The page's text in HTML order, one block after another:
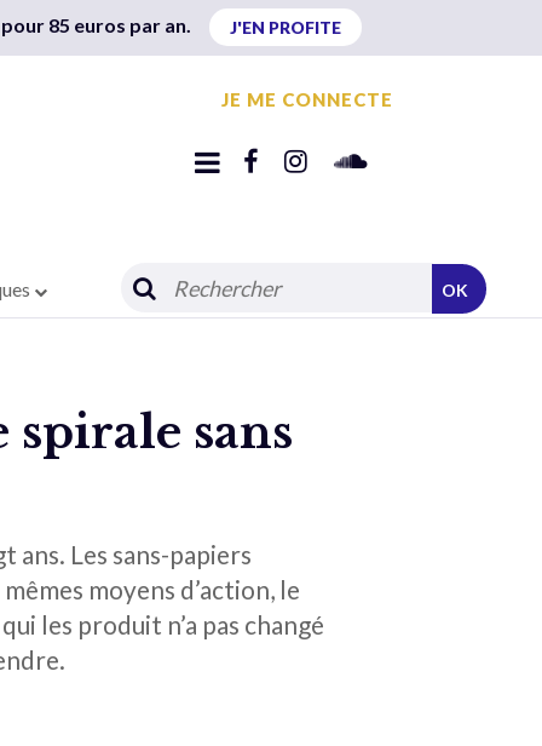
85 euros par an. J'EN PROFITE
JE ME CONNECTE
OK
sans
ans. Les sans-papiers
moyens d’action, le
les produit n’a pas changé